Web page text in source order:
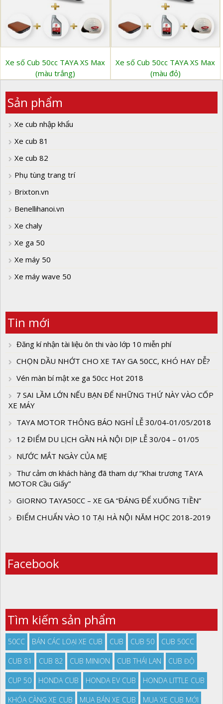
Xe số Cub 50cc TAYA XS Max
(màu trắng)
Xe số Cub 50cc TAYA XS Max
(màu đỏ)
Sản phẩm
Xe cub nhập khẩu
Xe cub 81
Xe cub 82
Phụ tùng trang trí
Brixton.vn
Benellihanoi.vn
Xe chaly
Xe ga 50
Xe máy 50
Xe máy wave 50
Tin mới
Đăng kí nhận tài liệu ôn thi vào lớp 10 miễn phí
CHỌN DẦU NHỚT CHO XE TAY GA 50CC, KHÓ HAY DỄ?
Vén màn bí mật xe ga 50cc Hot 2018
7 SAI LẦM LỚN NẾU BẠN ĐỂ NHỮNG THỨ NÀY VÀO CỐP
XE MÁY
TAYA MOTOR THÔNG BÁO NGHỈ LỄ 30/04-01/05/2018
12 ĐIỂM DU LỊCH GẦN HÀ NỘI DỊP LỄ 30/04 – 01/05
NƯỚC MẮT NGÀY CỦA MẸ
Thư cảm ơn khách hàng đã tham dự “Khai trương TAYA
MOTOR Cầu Giấy”
GIORNO TAYA50CC – XE GA “ĐÁNG ĐỂ XUỐNG TIỀN”
ĐIỂM CHUẨN VÀO 10 TẠI HÀ NỘI NĂM HỌC 2018-2019
Facebook
Tìm kiếm sản phẩm
50CC BÁN CÁC LOẠI XE CUB CUB CUB 50 CUB 50CC
CUB 81 CUB 82 CUB MINION CUB THÁI LAN CUB ĐỘ
CUP 50 HONDA CUB HONDA EV CUB HONDA LITTLE CUB
KHÓA CÀNG XE CUB MUA BÁN XE CUB MUA XE CUB MỚI